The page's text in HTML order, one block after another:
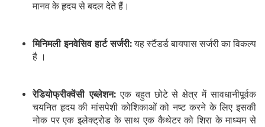
मानव के हृदय से बदल देते हैं।
मिनिमली इनवेसिव हार्ट सर्जरी:यह स्टैंडर्ड बायपास सर्जरी का विकल्प
है ।
रेडियोफ्रीक्वेंसी एब्लेशन:एक बहुत छोटे से क्षेत्र में सावधानीपूर्वक
चयनित हृदय की मांसपेशी कोशिकाओं को नष्ट करने के लिए इसकी
नोक पर एक इलेक्ट्रोड के साथ एक कैथेटर को शिरा के माध्यम से